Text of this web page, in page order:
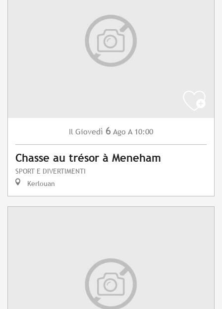
Il Giovedì 6 Ago A 10:00
Chasse au trésor à Meneham
SPORT E DIVERTIMENTI
Kerlouan